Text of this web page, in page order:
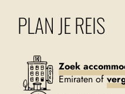
PLAN JE REIS
Zoek
Emiraten of